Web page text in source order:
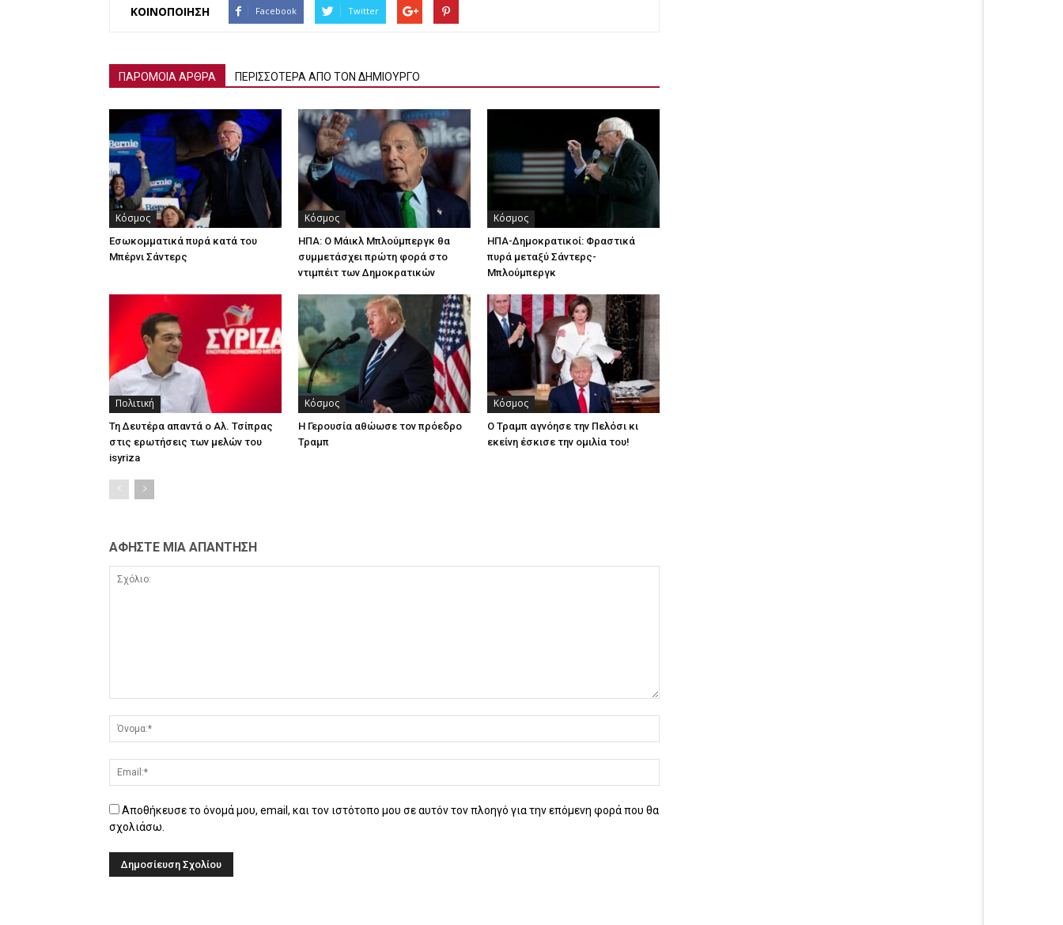
ΚΟΙΝΟΠΟΙΗΣΗ Facebook Twitter
ΠΑΡΟΜΟΙΑ ΑΡΘΡΑ ΠΕΡΙΣΣΟΤΕΡΑ ΑΠΟ ΤΟΝ ΔΗΜΙΟΥΡΓΟ
Κόσμος
Εσωκομματικά πυρά κατά του
Μπέρνι Σάντερς
Κόσμος
ΗΠΑ: Ο Μάικλ Μπλούμπεργκ θα
συμμετάσχει πρώτη φορά στο
ντιμπέιτ των Δημοκρατικών
Κόσμος
ΗΠΑ-Δημοκρατικοί: Φραστικά
πυρά μεταξύ Σάντερς-
Μπλούμπεργκ
Πολιτική
Τη Δευτέρα απαντά ο Αλ. Τσίπρας
στις ερωτήσεις των μελών του
isyriza
Κόσμος
Η Γερουσία αθώωσε τον πρόεδρο
Τραμπ
Κόσμος
Ο Τραμπ αγνόησε την Πελόσι κι
εκείνη έσκισε την ομιλία του!
ΑΦΗΣΤΕ ΜΙΑ ΑΠΑΝΤΗΣΗ
Αποθήκευσε το όνομά μου, email, και τον ιστότοπο μου σε αυτόν τον πλοηγό για την επόμενη φορά που θα
σχολιάσω.